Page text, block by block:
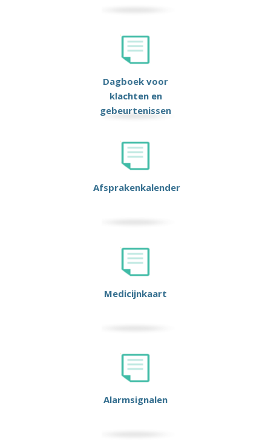
Dagboek voor
klachten en
gebeurtenissen
Afsprakenkalender
Medicijnkaart
Alarmsignalen